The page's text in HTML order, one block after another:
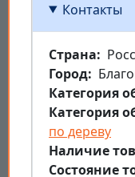
Контакты
Страна
Город
Категория
Категория
по дереву
Наличие
Состояние